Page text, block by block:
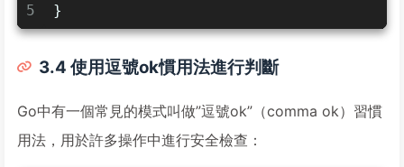
5
}
3.4 使用逗號ok慣用法進行判斷
Go中有一個常見的模式叫做”逗號ok”（comma ok）習慣
用法，用於許多操作中進行安全檢查：